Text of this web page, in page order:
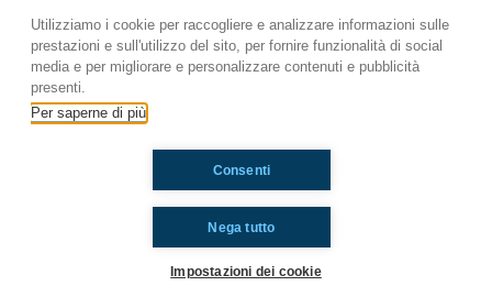
dall’anno prossimo cambieranno classe ma
perché?
https://www.radioimmaginaria.it
Ti è piaciuto? Condividilo!
Utilizziamo i cookie per raccogliere e analizzare informazioni sulle
prestazioni e sull'utilizzo del sito, per fornire funzionalità di social
media e per migliorare e personalizzare contenuti e pubblicità
presenti.
Per saperne di più
Nega tutto
Consenti
Impostazioni dei cookie